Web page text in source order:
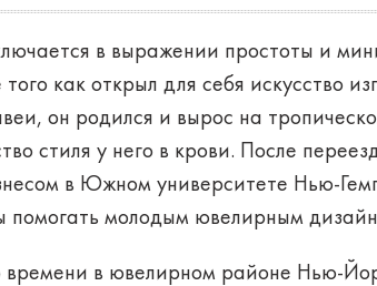
в выражении простоты и
как открыл для себя искусство
он родился и вырос на
стиля у него в крови. После
в Южном университете Нью-
помогать молодым ювелирным
в ювелирном районе Нью-